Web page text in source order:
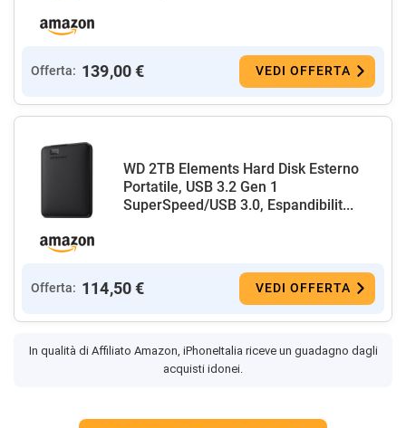
Offerta: 139,00 € VEDI OFFERTA
WD 2TB Elements Hard Disk Esterno
Portatile, USB 3.2 Gen 1
SuperSpeed/USB 3.0, Espandibilit...
Offerta: 114,50 € VEDI OFFERTA
In qualità di Affiliato Amazon, iPhoneItalia riceve un guadagno dagli
acquisti idonei.